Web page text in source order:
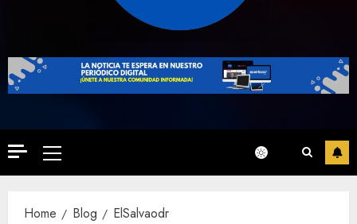
Primary
Menu
Home Blog ElSalvaodr